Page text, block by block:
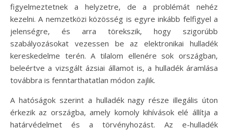
figyelmeztetnek a helyzetre, de a problémát nehéz
kezelni. A nemzetközi közösség is egyre inkább felfigyel a
jelenségre, és arra törekszik, hogy szigorúbb
szabályozásokat vezessen be az elektronikai hulladék
kereskedelme terén. A tilalom ellenére sok országban,
beleértve a vizsgált ázsiai államot is, a hulladék áramlása
továbbra is fenntarthatatlan módon zajlik.
A hatóságok szerint a hulladék nagy része illegális úton
érkezik az országba, amely komoly kihívások elé állítja a
határvédelmet és a törvényhozást. Az e-hulladék